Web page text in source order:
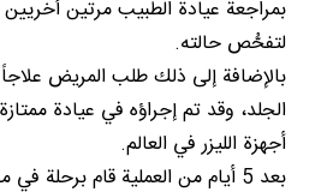
بمراجعة عيادة الطبيب مرتين أخريين
لتفحُّص حالته.
بالإضافة إلى ذلك طلب المريض علاجاً
الجلد، وقد تم إجراؤه في عيادة
أجهزة الليزر في العالم.
بعد 5 أيام من العملية قام